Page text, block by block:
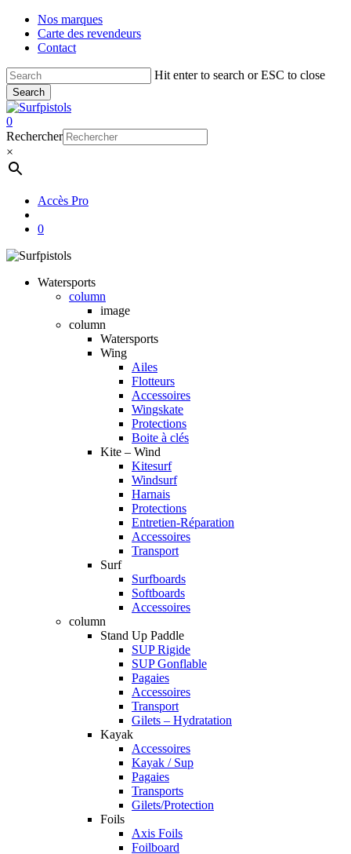
Skip
main
Nos marques
Carte des revendeurs
Contact
Hit enter to search or ESC to close
Search
Close
Search
account
0
Menu
Rechercher
×
Accès Pro
0
Watersports
column
image
column
Watersports
Wing
Ailes
Flotteurs
Accessoires
Wingskate
Protections
Boite à clés
Kite – Wind
Kitesurf
Windsurf
Harnais
Protections
Entretien-Réparation
Accessoires
Transport
Surf
Surfboards
Softboards
Accessoires
column
Stand Up Paddle
SUP Rigide
SUP Gonflable
Pagaies
Accessoires
Transport
Gilets – Hydratation
Kayak
Accessoires
Kayak / Sup
Pagaies
Transports
Gilets/Protection
Foils
Axis Foils
Foilboard